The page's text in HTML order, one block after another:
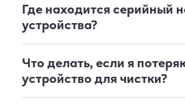
Где находится серийный
устройства?
Что делать, если я
устройство для чистки?